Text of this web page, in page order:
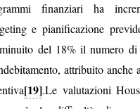
finanziari ha
e pianificazione
del 18% il numero
attribuito anche
[19].Le valutazioni